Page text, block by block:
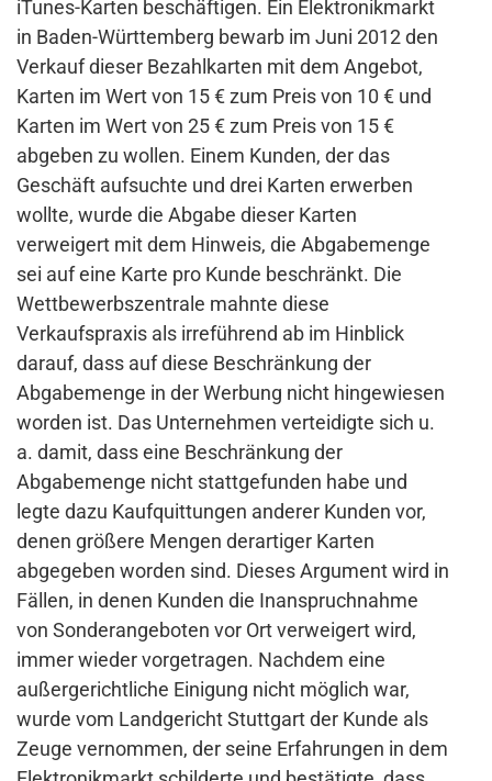
iTunes-Karten beschäftigen. Ein Elektronikmarkt
in Baden-Württemberg bewarb im Juni 2012 den
Verkauf dieser Bezahlkarten mit dem Angebot,
Karten im Wert von 15 € zum Preis von 10 € und
Karten im Wert von 25 € zum Preis von 15 €
abgeben zu wollen. Einem Kunden, der das
Geschäft aufsuchte und drei Karten erwerben
wollte, wurde die Abgabe dieser Karten
verweigert mit dem Hinweis, die Abgabemenge
sei auf eine Karte pro Kunde beschränkt. Die
Wettbewerbszentrale mahnte diese
Verkaufspraxis als irreführend ab im Hinblick
darauf, dass auf diese Beschränkung der
Abgabemenge in der Werbung nicht hingewiesen
worden ist. Das Unternehmen verteidigte sich u.
a. damit, dass eine Beschränkung der
Abgabemenge nicht stattgefunden habe und
legte dazu Kaufquittungen anderer Kunden vor,
denen größere Mengen derartiger Karten
abgegeben worden sind. Dieses Argument wird in
Fällen, in denen Kunden die Inanspruchnahme
von Sonderangeboten vor Ort verweigert wird,
immer wieder vorgetragen. Nachdem eine
außergerichtliche Einigung nicht möglich war,
wurde vom Landgericht Stuttgart der Kunde als
Zeuge vernommen, der seine Erfahrungen in dem